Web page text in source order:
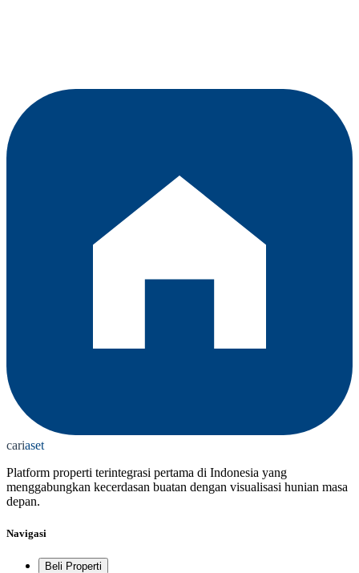
cariaset
Platform properti terintegrasi pertama di Indonesia yang
menggabungkan kecerdasan buatan dengan visualisasi hunian masa
depan.
Navigasi
Beli Properti